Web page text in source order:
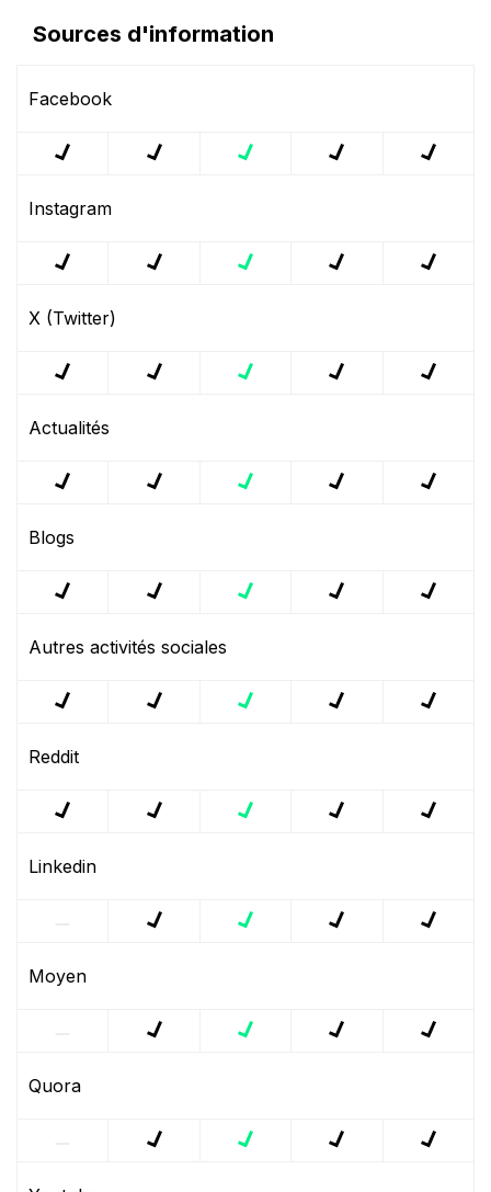
Sources d'information
Facebook
Instagram
X (Twitter)
Actualités
Blogs
Autres activités sociales
Reddit
Linkedin
Moyen
Quora